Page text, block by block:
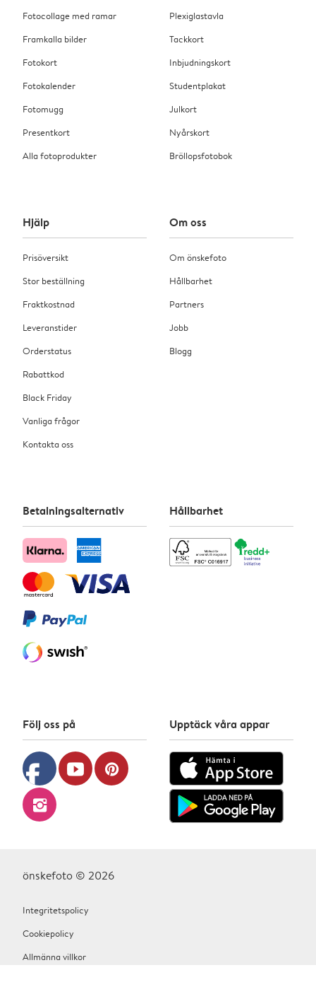
Fotocollage med ramar
Framkalla bilder
Fotokort
Fotokalender
Fotomugg
Presentkort
Alla fotoprodukter
Plexiglastavla
Tackkort
Inbjudningskort
Studentplakat
Julkort
Nyårskort
Bröllopsfotobok
Hjälp
Prisöversikt
Stor beställning
Fraktkostnad
Leveranstider
Orderstatus
Rabattkod
Black Friday
Vanliga frågor
Kontakta oss
Om oss
Om önskefoto
Hållbarhet
Partners
Jobb
Blogg
Betalningsalternativ Hållbarhet
Följ oss på
facebook youtube pinterest
instagram
Upptäck våra appar
önskefoto © 2026
Integritetspolicy
Cookiepolicy
Allmänna villkor